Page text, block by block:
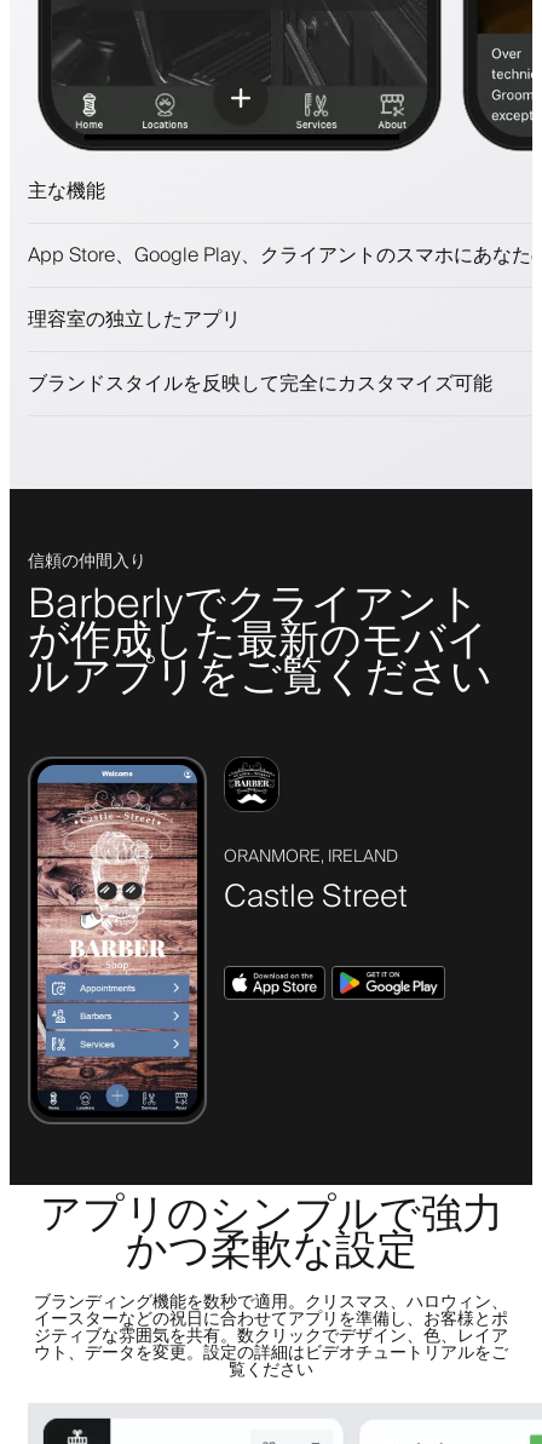
主な機能
支払い、保証金
ロイヤリティプログラムでクライアントを引きつける
プッシュ、SMS、メール通知
App Store、Google Play、クライアントのスマホにあなた
理容室の独立したアプリ
ブランドスタイルを反映して完全にカスタマイズ可能
信頼の仲間入り
Barberlyでクライアント
が作成した最新のモバイ
ルアプリをご覧ください
ORANMORE, IRELAND
Castle Street
アプリのシンプルで強力
かつ柔軟な設定
ブランディング機能を数秒で適用。クリスマス、ハロウィン、
イースターなどの祝日に合わせてアプリを準備し、お客様とポ
ジティブな雰囲気を共有。数クリックでデザイン、色、レイア
ウト、データを変更。設定の詳細はビデオチュートリアルをご
覧ください